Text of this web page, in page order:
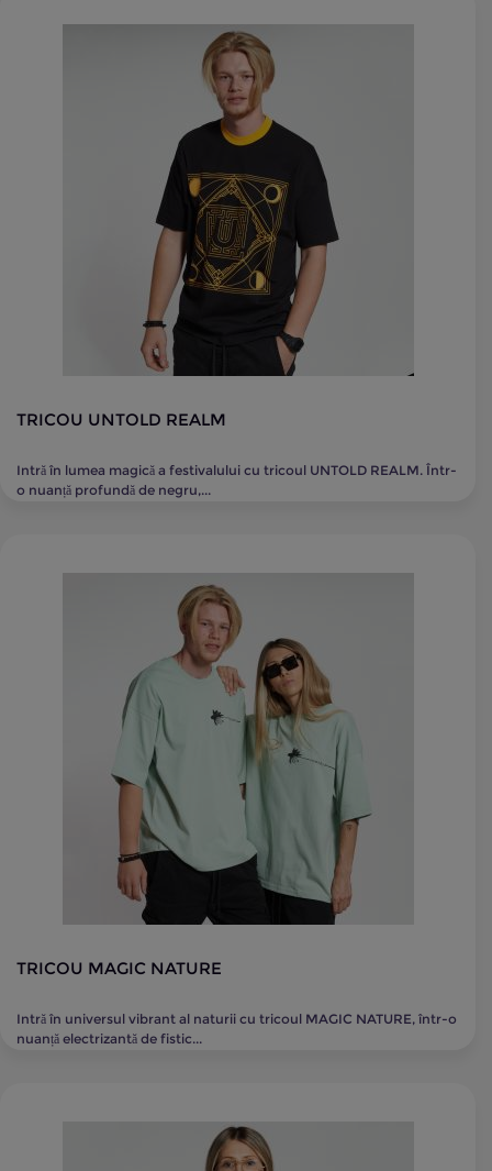
TRICOU UNTOLD REALM
Intră în lumea magică a festivalului cu tricoul UNTOLD REALM. Într-
o nuanță profundă de negru,...
TRICOU MAGIC NATURE
Intră în universul vibrant al naturii cu tricoul MAGIC NATURE, într-o
nuanță electrizantă de fistic...